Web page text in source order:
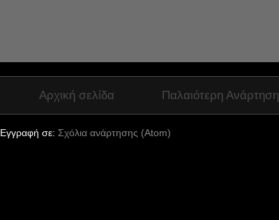
Παλαιότερη Ανάρτηση
Αρχική σελίδα
Εγγραφή σε: Σχόλια ανάρτησης (Atom)